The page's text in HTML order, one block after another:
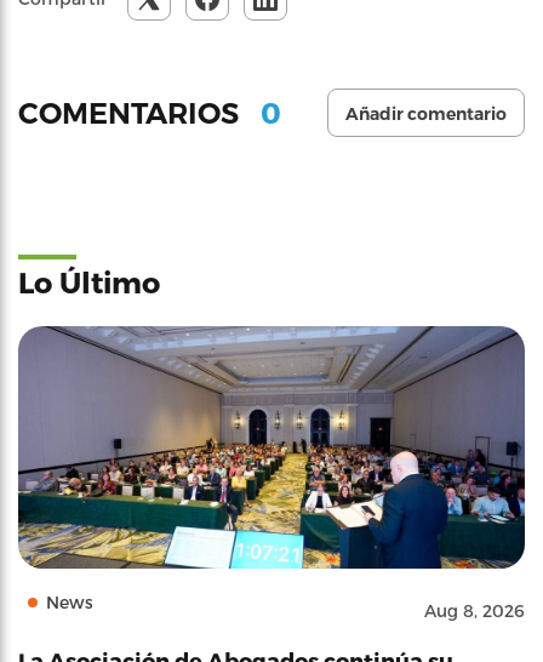
COMENTARIOS 0 Añadir comentario
Lo Último
News Aug 8, 2026